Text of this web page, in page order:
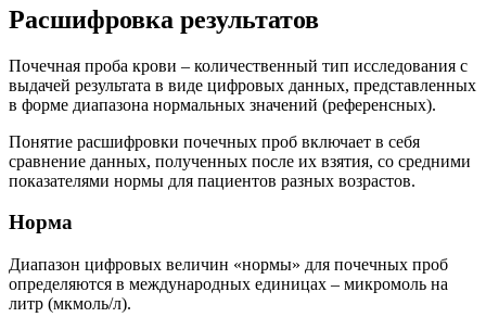
Расшифровка результатов
Почечная проба крови – количественный тип исследования с
выдачей результата в виде цифровых данных, представленных
в форме диапазона нормальных значений (референсных).
Понятие расшифровки почечных проб включает в себя
сравнение данных, полученных после их взятия, со средними
показателями нормы для пациентов разных возрастов.
Норма
Диапазон цифровых величин «нормы» для почечных проб
определяются в международных единицах – микромоль на
литр (мкмоль/л).